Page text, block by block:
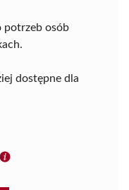
potrzeb osób
dostępne dla